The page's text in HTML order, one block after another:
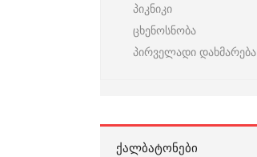
პიკნიკი
ცხენოსნობა
პირველადი დახმარება
ᲥᲐᲚᲑᲐᲢᲝᲜᲔᲑᲘ